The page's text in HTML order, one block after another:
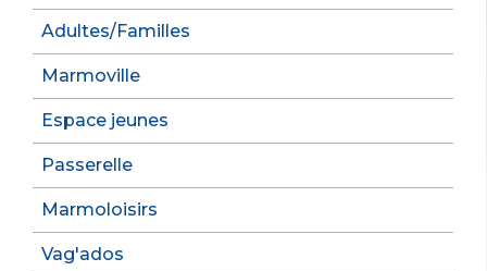
Adultes/Familles
Marmoville
Espace jeunes
Passerelle
Marmoloisirs
Vag'ados